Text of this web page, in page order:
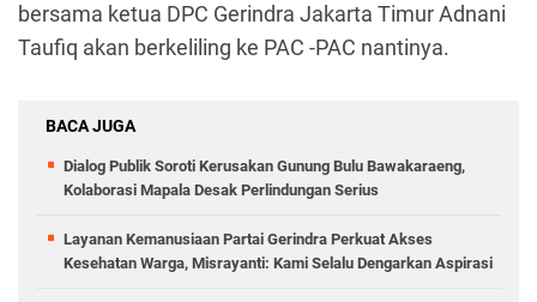
bersama ketua DPC Gerindra Jakarta Timur Adnani
Taufiq akan berkeliling ke PAC -PAC nantinya.
BACA JUGA
Dialog Publik Soroti Kerusakan Gunung Bulu Bawakaraeng,
Kolaborasi Mapala Desak Perlindungan Serius
Layanan Kemanusiaan Partai Gerindra Perkuat Akses
Kesehatan Warga, Misrayanti: Kami Selalu Dengarkan Aspirasi